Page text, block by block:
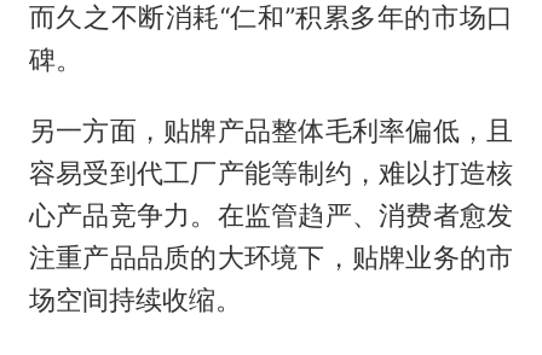
而久之不断消耗“仁和”积累多年的市场口
碑。
另一方面，贴牌产品整体毛利率偏低，且
容易受到代工厂产能等制约，难以打造核
心产品竞争力。在监管趋严、消费者愈发
注重产品品质的大环境下，贴牌业务的市
场空间持续收缩。